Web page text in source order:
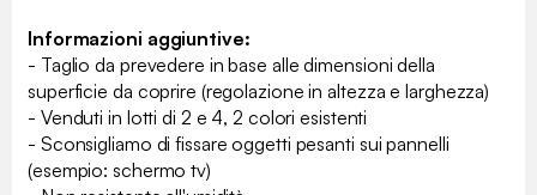
Informazioni aggiuntive:
- Taglio da prevedere in base alle dimensioni della
superficie da coprire (regolazione in altezza e larghezza)
- Venduti in lotti di 2 e 4, 2 colori esistenti
- Sconsigliamo di fissare oggetti pesanti sui pannelli
(esempio: schermo tv)